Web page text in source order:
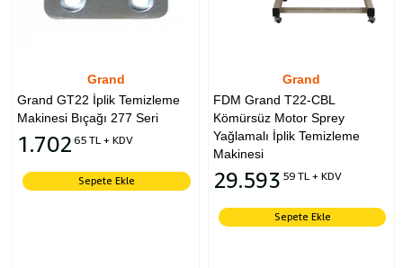
Grand
Grand GT22 İplik Temizleme
Makinesi Bıçağı 277 Seri
1.702 65 TL + KDV
Sepete Ekle
Grand
FDM Grand T22-CBL
Kömürsüz Motor Sprey
Yağlamalı İplik Temizleme
Makinesi
29.593 59 TL + KDV
Sepete Ekle